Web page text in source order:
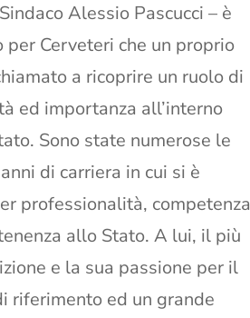
Alessio Pascucci – è
per Cerveteri che un proprio
a ricoprire un ruolo di
ed importanza all’interno
Sono state numerose le
di carriera in cui si è
professionalità, competenza
allo Stato. A lui, il più
e la sua passione per il
riferimento ed un grande